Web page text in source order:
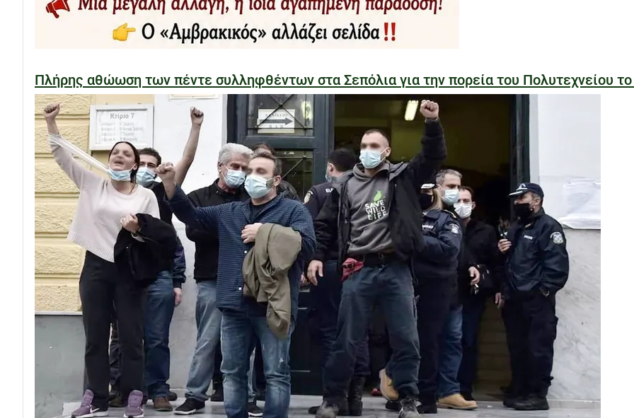
Πλήρης αθώωση των πέντε συλληφθέντων στα Σεπόλια για την πορεία του Πολυτεχνείου